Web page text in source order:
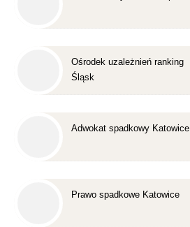
Ośrodek uzależnień ranking
Śląsk
Adwokat spadkowy Katowice
Prawo spadkowe Katowice